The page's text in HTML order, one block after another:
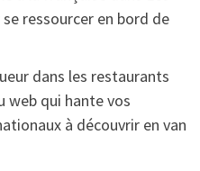
ressourcer en bord de
dans les restaurants
web qui hante vos
à découvrir en van